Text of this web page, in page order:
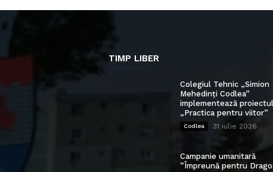
TIMP LIBER
Colegiul Tehnic „Simion
Mehedinți Codlea”
implementează proiectul
„Practica pentru viitor”
Codlea 31 iulie 2026
Campanie umanitară
”Împreună pentru